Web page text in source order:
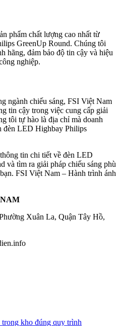
phẩm chất lượng cao nhất từ
GreenUp Round. Chúng tôi
hãng, đảm bảo độ tin cậy và hiệu
nghiệp.
ngành chiếu sáng, FSI Việt Nam
tin cậy trong việc cung cấp giải
tôi tự hào là địa chỉ mà doanh
đèn LED Highbay Philips
tin chi tiết về đèn LED
và tìm ra giải pháp chiếu sáng phù
FSI Việt Nam – Hành trình ánh
Xuân La, Quận Tây Hồ,
trong kho đúng quy trình